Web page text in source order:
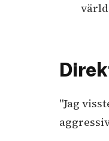
"Jag visste att Emma kämpade med sin hälsa, så jag fokuserade på att hålla mig